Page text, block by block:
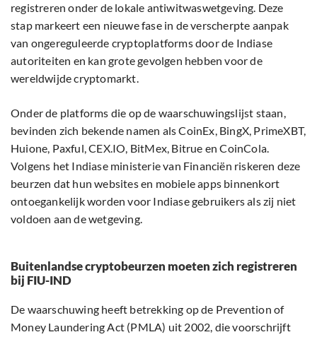
registreren onder de lokale antiwitwaswetgeving. Deze
stap markeert een nieuwe fase in de verscherpte aanpak
van ongereguleerde cryptoplatforms door de Indiase
autoriteiten en kan grote gevolgen hebben voor de
wereldwijde cryptomarkt.
Onder de platforms die op de waarschuwingslijst staan,
bevinden zich bekende namen als CoinEx, BingX, PrimeXBT,
Huione, Paxful, CEX.IO, BitMex, Bitrue en CoinCola.
Volgens het Indiase ministerie van Financiën riskeren deze
beurzen dat hun websites en mobiele apps binnenkort
ontoegankelijk worden voor Indiase gebruikers als zij niet
voldoen aan de wetgeving.
Buitenlandse cryptobeurzen moeten zich registreren
bij FIU-IND
De waarschuwing heeft betrekking op de Prevention of
Money Laundering Act (PMLA) uit 2002, die voorschrijft